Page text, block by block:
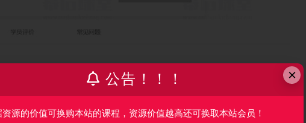
×
公告！！！
资源的价值可换购本站的课程，资源价值越高还可换取本站会员！